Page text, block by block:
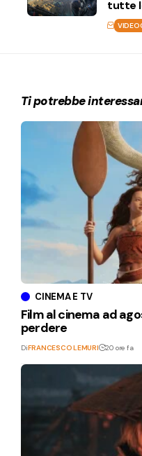
tutte
Ti potrebbe
CINEMA E TV
Film al cinema ad
perdere
DiFRANCESCO LEMURI 20 ore fa